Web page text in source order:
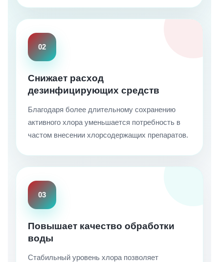
02
Снижает расход
дезинфицирующих средств
Благодаря более длительному сохранению
активного хлора уменьшается потребность в
частом внесении хлорсодержащих препаратов.
03
Повышает качество обработки
воды
Стабильный уровень хлора позволяет